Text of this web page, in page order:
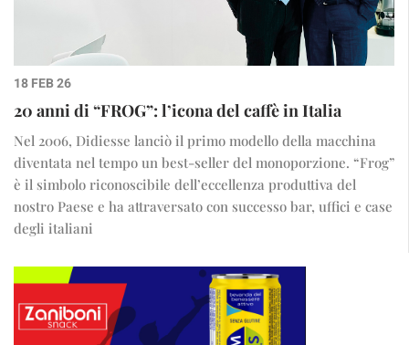
18 FEB 26
20 anni di “FROG”: l’icona del caffè in Italia
Nel 2006, Didiesse lanciò il primo modello della macchina
diventata nel tempo un best-seller del monoporzione. “Frog”
è il simbolo riconoscibile dell’eccellenza produttiva del
nostro Paese e ha attraversato con successo bar, uffici e case
degli italiani